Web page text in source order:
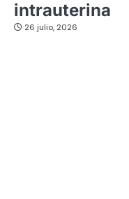
intrauterina
26 julio, 2026